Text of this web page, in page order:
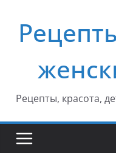
содержимому
Рецепты, красота,